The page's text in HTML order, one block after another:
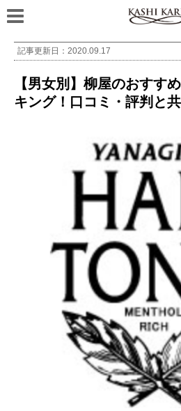
記事更新日： 2020.09.17
【男女別】柳屋のおすす
キング！口コミ・評判と